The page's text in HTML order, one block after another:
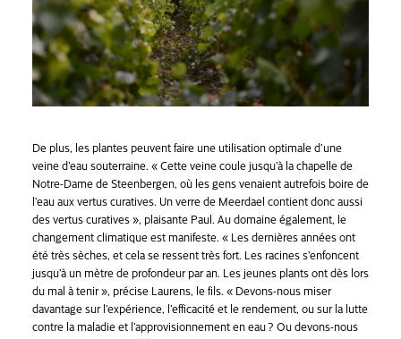
De plus, les plantes peuvent faire une utilisation optimale d’une
veine d’eau souterraine. « Cette veine coule jusqu’à la chapelle de
Notre-Dame de Steenbergen, où les gens venaient autrefois boire de
l’eau aux vertus curatives. Un verre de Meerdael contient donc aussi
des vertus curatives », plaisante Paul. Au domaine également, le
changement climatique est manifeste. « Les dernières années ont
été très sèches, et cela se ressent très fort. Les racines s’enfoncent
jusqu’à un mètre de profondeur par an. Les jeunes plants ont dès lors
du mal à tenir », précise Laurens, le fils. « Devons-nous miser
davantage sur l’expérience, l’efficacité et le rendement, ou sur la lutte
contre la maladie et l’approvisionnement en eau ? Ou devons-nous